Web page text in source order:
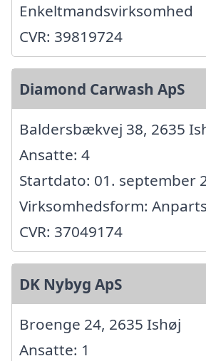
Enkeltmandsvirksomhed
CVR: 39819724
Diamond Carwash ApS
Baldersbækvej 38, 2635
Ansatte: 4
Startdato: 01. september
Virksomhedsform:
CVR: 37049174
DK Nybyg ApS
Broenge 24, 2635 Ishøj
Ansatte: 1